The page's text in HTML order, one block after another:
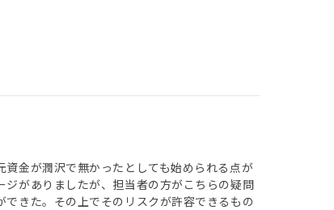
金が潤沢で無かったとしても始められる点が
がありましたが、担当者の方がこちらの疑問
きた。その上でそのリスクが許容できるもの